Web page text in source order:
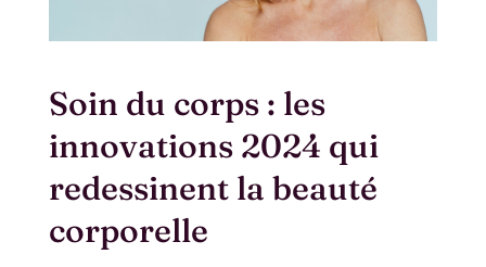
Soin du corps : les
innovations 2024 qui
redessinent la beauté
corporelle